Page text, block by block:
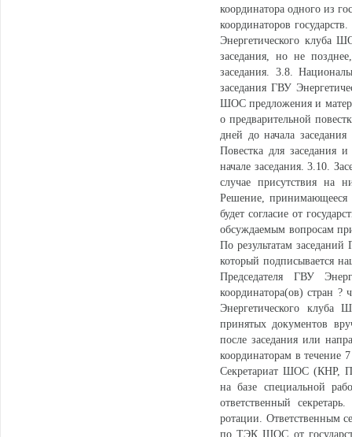
координатора одного из
координаторов
Энергетического клуба
заседания, но не
заседания. 3.8.
заседания ГВУ
ШОС предложения и
о предварительной
дней до начала
Повестка для заседания
начале заседания. 3.10.
случае присутствия на
Решение, принимающееся
будет согласие от
обсуждаемым вопросам
По результатам
который подписывается
Председателя ГВУ
координатора(ов) стран
Энергетического
принятых документов
после заседания или
координаторам в течение
Секретариат ШОС (КНР,
на базе специальной
ответственный
ротации. Ответственным
по ТЭК ШОС от